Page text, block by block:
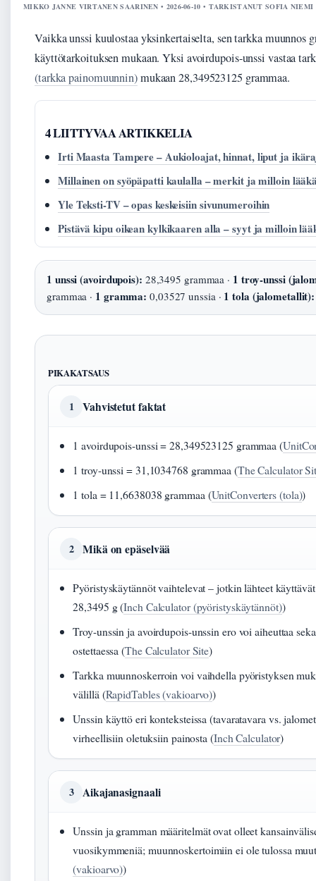
MIKKO JANNE VIRTANEN SAARINEN • 2026-06-10 • TARKISTANUT SOFIA NIEMI
Vaikka unssi kuulostaa yksinkertaiselta, sen tarkka muunnos
käyttötarkoituksen mukaan. Yksi avoirdupois-unssi vastaa
(tarkka painomuunnin)mukaan 28,349523125 grammaa.
4 LIITTYVAA ARTIKKELIA
Irti Maasta Tampere – Aukioloajat, hinnat, liput ja
Millainen on syöpäpatti kaulalla – merkit ja milloin
Yle Teksti-TV – opas keskeisiin sivunumeroihin
Pistävä kipu oikean kylkikaaren alla – syyt ja milloin
1 unssi (avoirdupois): 28,3495 grammaa · 1 troy-unssi
grammaa · 1 gramma: 0,03527 unssia · 1 tola (jalometallit):
PIKAKATSAUS
1 Vahvistetut faktat
1 avoirdupois-unssi = 28,349523125 grammaa (
1 troy-unssi = 31,1034768 grammaa (The Calculator
1 tola = 11,6638038 grammaa (UnitConverters (tola))
2 Mikä on epäselvää
Pyöristyskäytännöt vaihtelevat – jotkin lähteet
28,3495 g (Inch Calculator (pyöristyskäytännöt))
Troy-unssin ja avoirdupois-unssin ero voi aiheuttaa
ostettaessa (The Calculator Site)
Tarkka muunnoskerroin voi vaihdella pyöristyksen
välillä (RapidTables (vakioarvo))
Unssin käyttö eri konteksteissa (tavaratavara vs.
virheellisiin oletuksiin painosta (Inch Calculator)
3 Aikajanasignaali
Unssin ja gramman määritelmät ovat olleet
vuosikymmeniä; muunnoskertoimiin ei ole tulossa
(vakioarvo))